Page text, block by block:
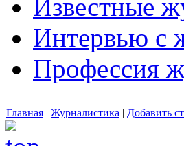
Известные
Интервью с
Профессия
Главная | Журналистика | Добавить